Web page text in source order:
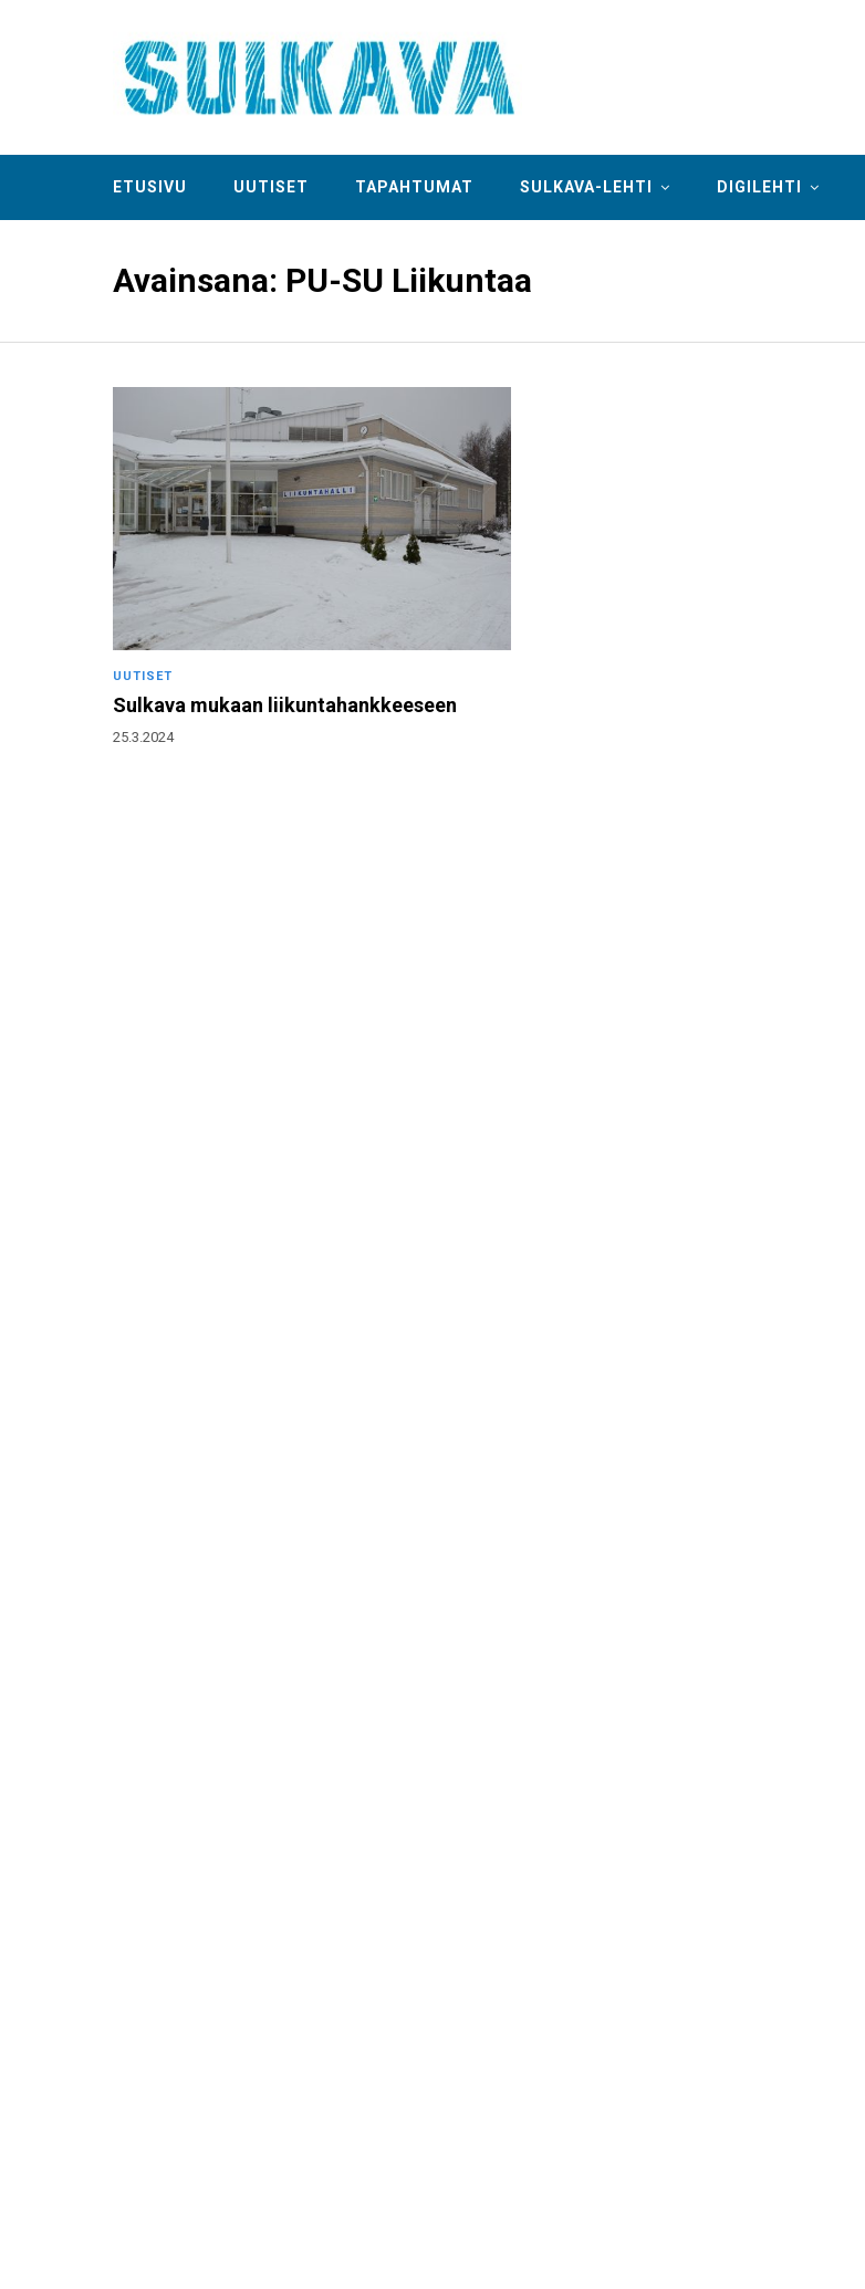
ETUSIVU UUTISET TAPAHTUMAT SULKAVA-LEHTI DIGILEHTI
Avainsana: PU-SU Liikuntaa
UUTISET
Sulkava mukaan liikuntahankkeeseen
25.3.2024